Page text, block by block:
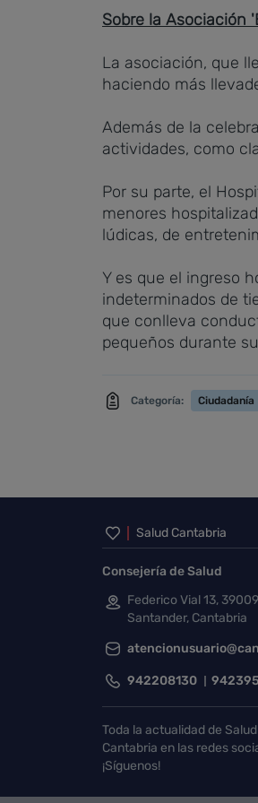
Sobre la Asociación
La asociación, que
haciendo más
Además de la
actividades, como
Por su parte, el
menores
lúdicas, de
Y es que el ingreso
indeterminados de
que conlleva
pequeños durante
Categoría: Ciudadanía
Inicio del
Salud Cantabria
Consejería de Salud
Federico Vial 13, 39009
Santander, Cantabria
942208130
Toda la actualidad de Salud
Cantabria en las redes
¡Síguenos!